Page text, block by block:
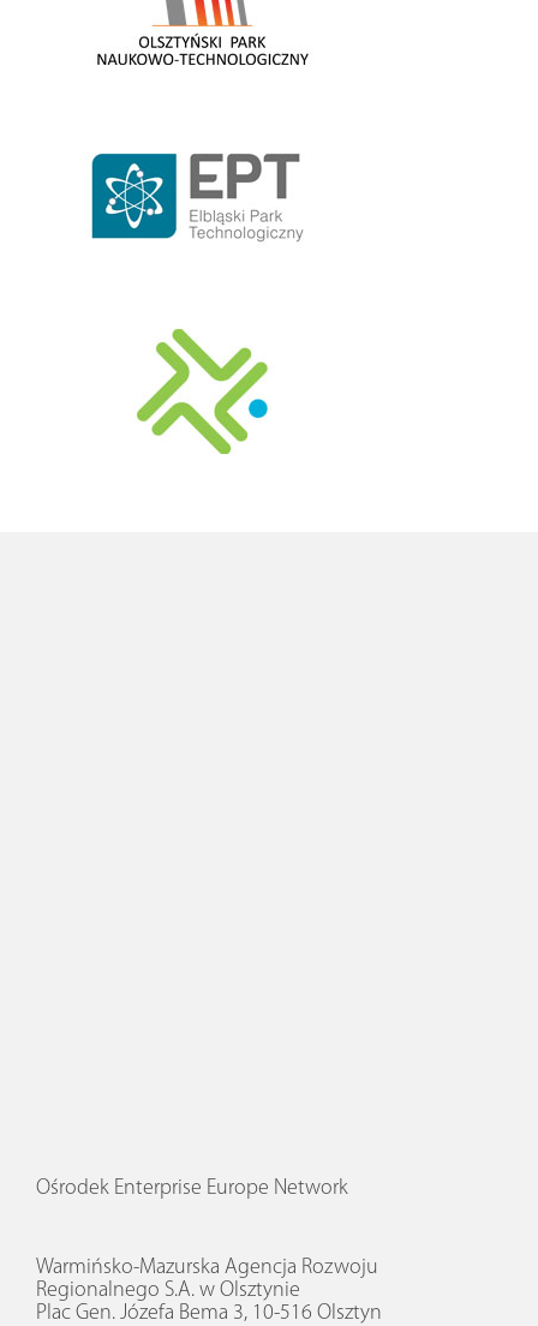
Ośrodek Enterprise Europe Network
Warmińsko-Mazurska Agencja Rozwoju
Regionalnego S.A. w Olsztynie
Plac Gen. Józefa Bema 3, 10-516 Olsztyn